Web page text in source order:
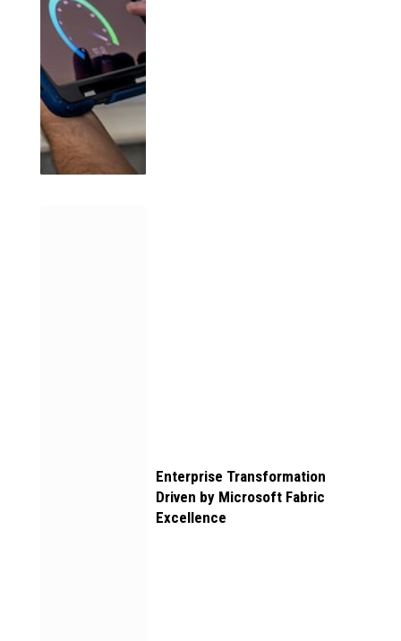
Enterprise Transformation
Driven by Microsoft Fabric
Excellence